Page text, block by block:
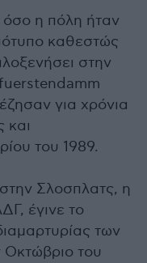
όσο η πόλη ήταν
καθεστώς
στην
για χρόνια
και
του 1989.
Σλοσπλατς, η
έγινε το
των
του